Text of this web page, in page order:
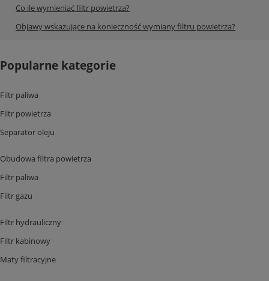
Co ile wymieniać filtr powietrza?
Objawy wskazujące na konieczność wymiany filtru powietrza?
Popularne kategorie
Filtr paliwa
Filtr powietrza
Separator oleju
Obudowa filtra powietrza
Filtr paliwa
Filtr gazu
Filtr hydrauliczny
Filtr kabinowy
Maty filtracyjne